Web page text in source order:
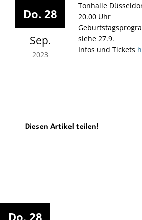
Do. 28
Sep.
2023
Tonhalle
20.00 Uhr
siehe 27.9.
Infos und Tickets
Diesen Artikel teilen!